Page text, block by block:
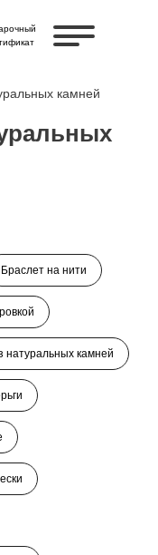
камней
Браслет на нити
натуральных камней